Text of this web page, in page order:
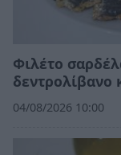
Φιλέτο
δεντρολίβανο
04/08/2026 10:00